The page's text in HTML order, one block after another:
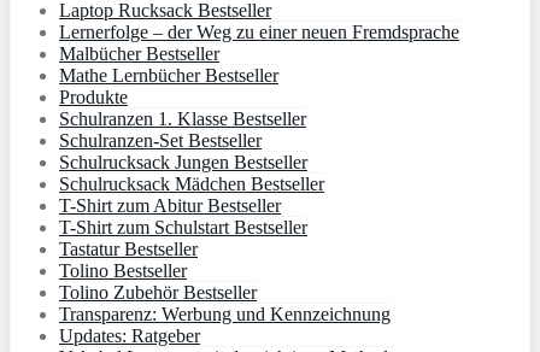
Laptop Rucksack Bestseller
Lernerfolge – der Weg zu einer neuen Fremdsprache
Malbücher Bestseller
Mathe Lernbücher Bestseller
Produkte
Schulranzen 1. Klasse Bestseller
Schulranzen-Set Bestseller
Schulrucksack Jungen Bestseller
Schulrucksack Mädchen Bestseller
T-Shirt zum Abitur Bestseller
T-Shirt zum Schulstart Bestseller
Tastatur Bestseller
Tolino Bestseller
Tolino Zubehör Bestseller
Transparenz: Werbung und Kennzeichnung
Updates: Ratgeber